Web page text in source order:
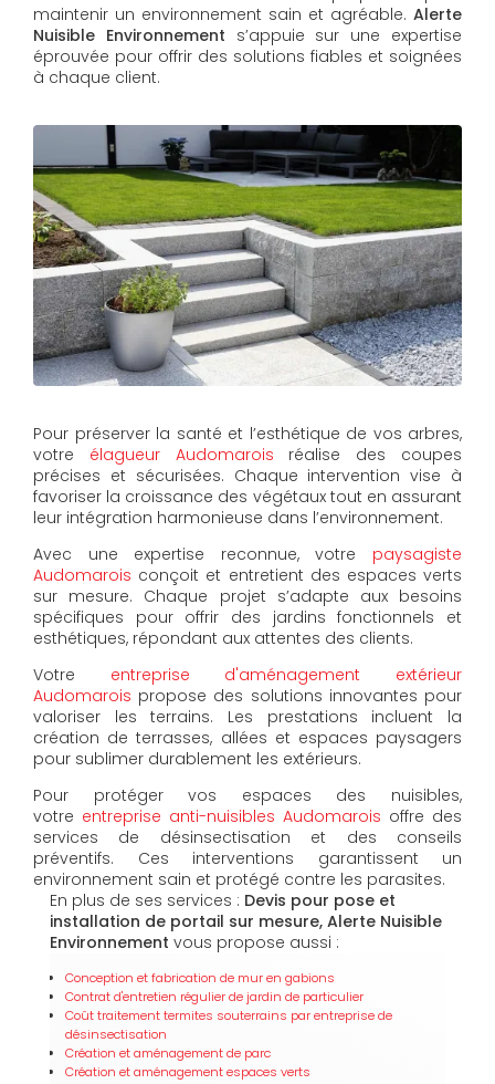
maintenir un environnement sain et agréable. Alerte
Nuisible Environnement s’appuie sur une expertise
éprouvée pour offrir des solutions fiables et soignées
à chaque client.
Pour préserver la santé et l’esthétique de vos arbres,
votre élagueur Audomarois réalise des coupes
précises et sécurisées. Chaque intervention vise à
favoriser la croissance des végétaux tout en assurant
leur intégration harmonieuse dans l’environnement.
Avec une expertise reconnue, votre paysagiste
Audomarois conçoit et entretient des espaces verts
sur mesure. Chaque projet s’adapte aux besoins
spécifiques pour offrir des jardins fonctionnels et
esthétiques, répondant aux attentes des clients.
Votre entreprise d'aménagement extérieur
Audomarois propose des solutions innovantes pour
valoriser les terrains. Les prestations incluent la
création de terrasses, allées et espaces paysagers
pour sublimer durablement les extérieurs.
Pour protéger vos espaces des nuisibles,
votre entreprise anti-nuisibles Audomarois offre des
services de désinsectisation et des conseils
préventifs. Ces interventions garantissent un
environnement sain et protégé contre les parasites.
En plus de ses services : Devis pour pose et
installation de portail sur mesure, Alerte Nuisible
Environnement vous propose aussi :
Conception et fabrication de mur en gabions
Contrat d'entretien régulier de jardin de particulier
Coût traitement termites souterrains par entreprise de
désinsectisation
Création et aménagement de parc
Création et aménagement espaces verts